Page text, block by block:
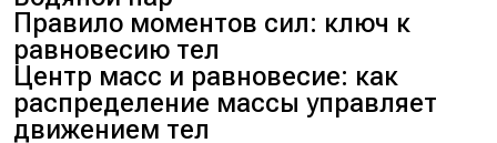
Правило моментов сил: ключ к
равновесию тел
Центр масс и равновесие: как
распределение массы управляет
движением тел